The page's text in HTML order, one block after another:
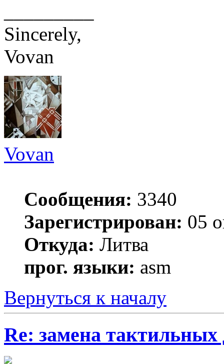
Sincerely,
Vovan
Vovan
Сообщения: 3340
Зарегистрирован: 05
Откуда: Литва
прог. языки: asm
Вернуться к началу
Re: замена тактильных